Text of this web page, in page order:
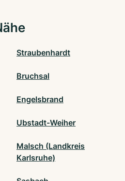
Straubenhardt
Bruchsal
Engelsbrand
Ubstadt-Weiher
Malsch (Landkreis
Karlsruhe)